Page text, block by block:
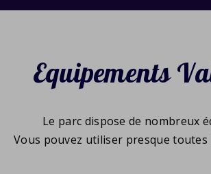
Equipements
Le parc dispose de nombreux
Vous pouvez utiliser presque